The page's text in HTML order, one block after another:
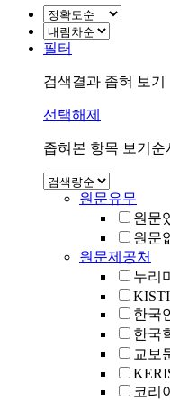
필터
검색결과 좁혀 보기
선택해제
좁혀본 항목 보기순
원문유무
원문
원문
원문제공처
누리
한국
한국
교보
코리